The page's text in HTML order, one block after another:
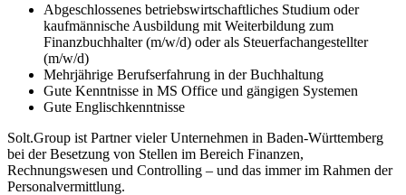
Abgeschlossenes betriebswirtschaftliches Studium oder
kaufmännische Ausbildung mit Weiterbildung zum
Finanzbuchhalter (m/w/d) oder als Steuerfachangestellter
(m/w/d)
Mehrjährige Berufserfahrung in der Buchhaltung
Gute Kenntnisse in MS Office und gängigen Systemen
Gute Englischkenntnisse
Solt.Group ist Partner vieler Unternehmen in Baden-Württemberg
bei der Besetzung von Stellen im Bereich Finanzen,
Rechnungswesen und Controlling – und das immer im Rahmen der
Personalvermittlung.